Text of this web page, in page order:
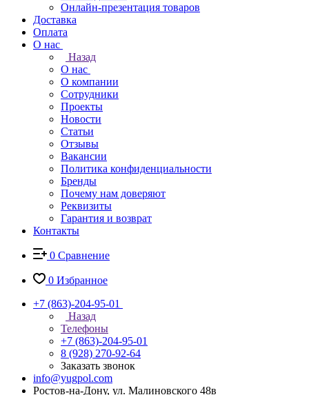
Онлайн-презентация товаров
Доставка
Оплата
О нас
Назад
О нас
О компании
Сотрудники
Проекты
Новости
Статьи
Отзывы
Вакансии
Политика конфиденциальности
Бренды
Почему нам доверяют
Реквизиты
Гарантия и возврат
Контакты
0 Сравнение
0 Избранное
+7 (863)-204-95-01
Назад
Телефоны
+7 (863)-204-95-01
8 (928) 270-92-64
Заказать звонок
info@yugpol.com
Ростов-на-Дону, ул. Малиновского 48в